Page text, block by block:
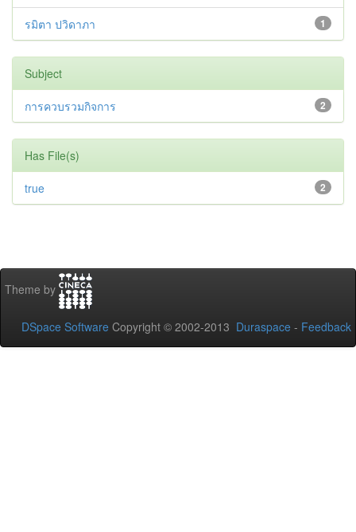
1
รมิตา ปวิดาภา
Subject
2
การควบรวมกิจการ
Has File(s)
2
true
Theme by
DSpace Software Copyright © 2002-2013 Duraspace - Feedback